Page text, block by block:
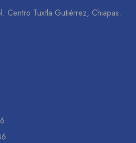
Centro Tuxtla Gutiérrez, Chiapas.